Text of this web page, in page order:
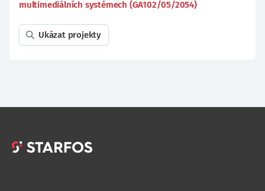
multimediálních systémech (GA102/05/2054)
Ukázat projekty